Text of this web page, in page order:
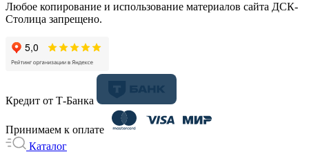
Любое копирование и использование материалов сайта ДСК-
Столица запрещено.
Кредит от Т-Банка
Принимаем к оплате
Каталог